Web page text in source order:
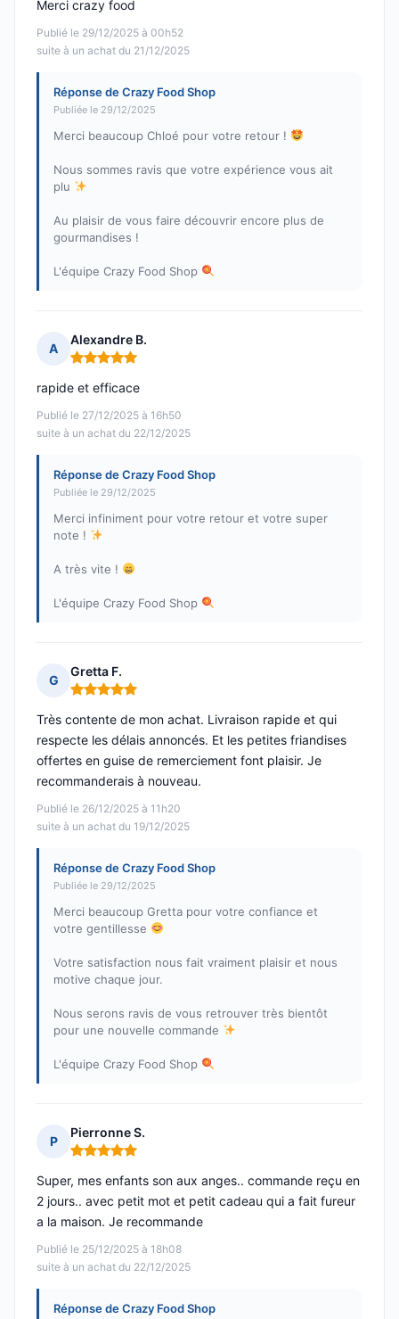
Publié le 29/12/2025 à 00h52
suite à un achat du 21/12/2025
Merci crazy food
Réponse de Crazy Food Shop
Publiée le 29/12/2025
Merci beaucoup Chloé pour votre retour !
Nous sommes ravis que votre expérience vous ait
plu
Au plaisir de vous faire découvrir encore plus de
gourmandises !
L'équipe Crazy Food Shop
A
Alexandre B.
Note : 5 sur 5
Publié le 27/12/2025 à 16h50
suite à un achat du 22/12/2025
rapide et efficace
Réponse de Crazy Food Shop
Publiée le 29/12/2025
Merci infiniment pour votre retour et votre super
note !
A très vite !
L'équipe Crazy Food Shop
G
Gretta F.
Note : 5 sur 5
Publié le 26/12/2025 à 11h20
suite à un achat du 19/12/2025
Très contente de mon achat. Livraison rapide et qui
respecte les délais annoncés. Et les petites friandises
offertes en guise de remerciement font plaisir. Je
recommanderais à nouveau.
Réponse de Crazy Food Shop
Publiée le 29/12/2025
Merci beaucoup Gretta pour votre confiance et
votre gentillesse
Votre satisfaction nous fait vraiment plaisir et nous
motive chaque jour.
Nous serons ravis de vous retrouver très bientôt
pour une nouvelle commande
L'équipe Crazy Food Shop
P
Pierronne S.
Note : 5 sur 5
Publié le 25/12/2025 à 18h08
suite à un achat du 22/12/2025
Super, mes enfants son aux anges.. commande reçu en
2 jours.. avec petit mot et petit cadeau qui a fait fureur
a la maison. Je recommande
Réponse de Crazy Food Shop